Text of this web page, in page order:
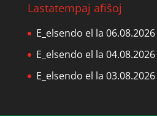
Lastatempaj afiŝoj
E_elsendo el la 06.08.2026
E_elsendo el la 04.08.2026
E_elsendo el la 03.08.2026